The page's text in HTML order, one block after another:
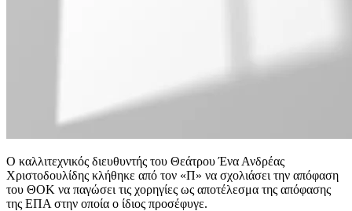
Ο καλλιτεχνικός διευθυντής του Θεάτρου Ένα Ανδρέας
Χριστοδουλίδης κλήθηκε από τον «Π» να σχολιάσει την απόφαση
του ΘΟΚ να παγώσει τις χορηγίες ως αποτέλεσμα της απόφασης
της ΕΠΑ στην οποία ο ίδιος προσέφυγε.